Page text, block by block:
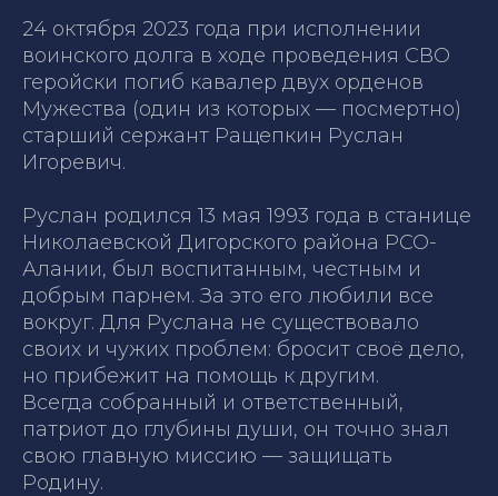
24 октября 2023 года при исполнении
воинского долга в ходе проведения СВО
геройски погиб кавалер двух орденов
Мужества (один из которых — посмертно)
старший сержант Ращепкин Руслан
Игоревич.
Руслан родился 13 мая 1993 года в станице
Николаевской Дигорского района РСО-
Алании, был воспитанным, честным и
добрым парнем. За это его любили все
вокруг. Для Руслана не существовало
своих и чужих проблем: бросит своё дело,
но прибежит на помощь к другим.
Всегда собранный и ответственный,
патриот до глубины души, он точно знал
свою главную миссию — защищать
Родину.